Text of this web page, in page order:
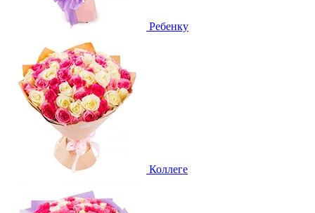
Ребенку
Коллеге